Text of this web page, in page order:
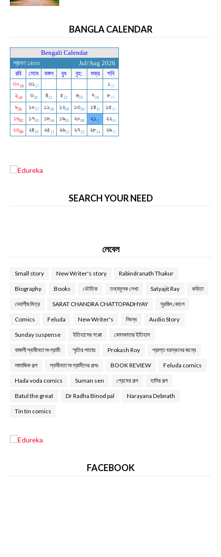
BANGLA CALENDAR
SEARCH YOUR NEED
লেবেল
Small story New Writer's story Rabindranath Thakur
Biography Books ভৌতিক তথ্যমূলক লেখা Satyajit Ray কবিতা
দেবাশীষ মিত্র SARAT CHANDRA CHATTOPADHYAY সুরজিৎ কোলে
Comics Feluda New Writer's নিবন্ধ Audio Story
Sunday suspense ইতিহাসের গপ্পো কোলকাতার ইতিহাস
বাঙ্গালী স্বাধীনতা সংগ্রামী স্মৃতির পাতায় Prokash Roy প্রাপ্ত বয়স্কদের জন্যে
সামাজিক গল্প স্বাধীনতা সংগ্রামীদের গল্পঃ BOOK REVIEW Feluda comics
Hada voda comics Suman sen প্রেমের গল্প হাসির গল্প
Batul the great Dr Radha Binod pal Narayana Debnath
Tin tin comics
FACEBOOK